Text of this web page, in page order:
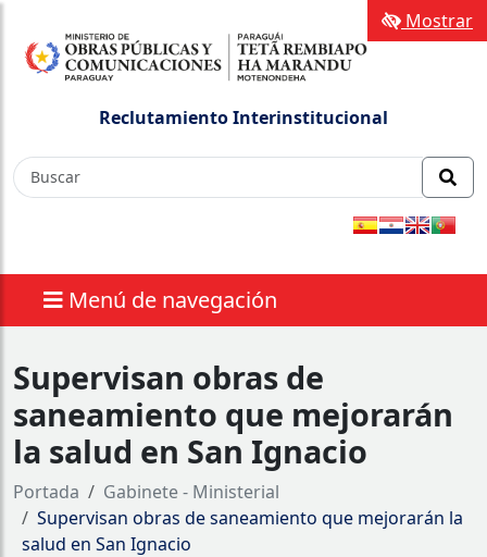
Reclutamiento Interinstitucional
Menú de navegación
Mostrar
Supervisan obras de
saneamiento que mejorarán
la salud en San Ignacio
Portada
Gabinete - Ministerial
Supervisan obras de saneamiento que mejorarán la
salud en San Ignacio